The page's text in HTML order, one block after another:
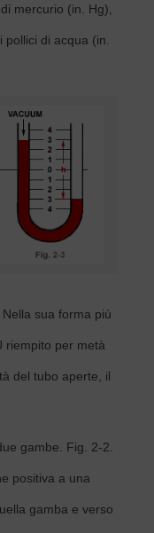
mercurio (in. Hg),
di acqua (in.
sua forma più
riempito per metà
del tubo aperte, il
gambe. Fig. 2-2.
positiva a una
gamba e verso